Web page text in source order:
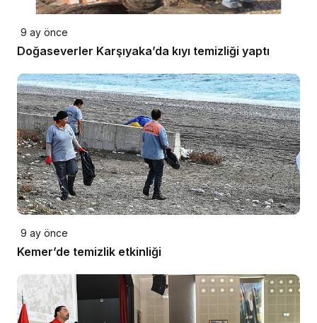
9 ay önce
Doğaseverler Karşıyaka’da kıyı temizliği yaptı
9 ay önce
Kemer’de temizlik etkinliği